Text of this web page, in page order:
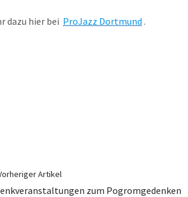
dazu hier bei ProJazz Dortmund .
Artikel
zum Pogromgedenken